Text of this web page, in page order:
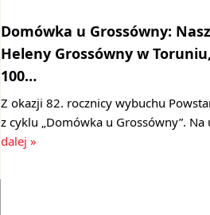
Domówka u Grossówny:
Heleny Grossówny w
100…
Z okazji 82. rocznicy wybuchu
z cyklu „Domówka u Grossówny”.
dalej »